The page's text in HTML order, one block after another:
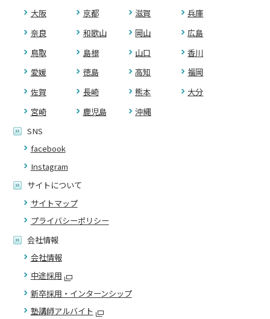
大阪
京都 滋賀
兵庫
奈良
和歌山 岡山
広島
鳥取
島根 山口
香川
愛媛
徳島 高知
福岡
佐賀
長崎 熊本
大分
宮崎
鹿児島
沖縄
SNS
facebook
Instagram
サイトについて
サイトマップ
プライバシーポリシー
会社情報
会社情報
中途採用
新卒採用・インターンシップ
塾講師アルバイト